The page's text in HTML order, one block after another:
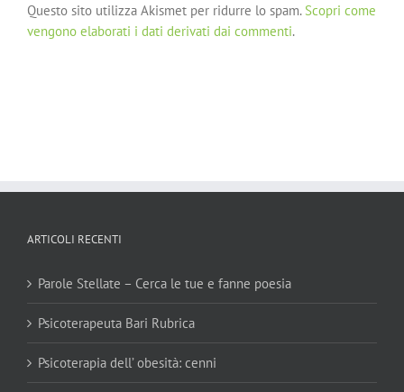
Questo sito utilizza Akismet per ridurre lo spam. Scopri come
vengono elaborati i dati derivati dai commenti.
ARTICOLI RECENTI
Parole Stellate – Cerca le tue e fanne poesia
Psicoterapeuta Bari Rubrica
Psicoterapia dell’ obesità: cenni